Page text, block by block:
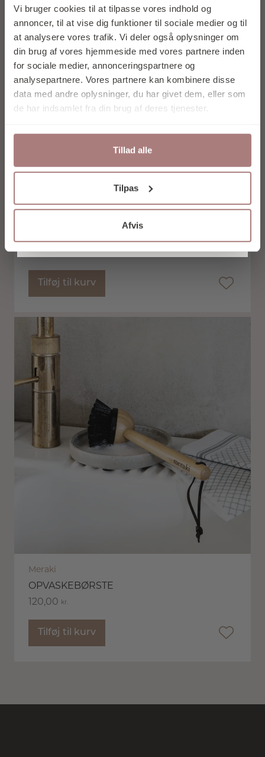
Vi bruger cookies til at tilpasse vores indhold og
annoncer, til at vise dig funktioner til sociale medier og til
at analysere vores trafik. Vi deler også oplysninger om
din brug af vores hjemmeside med vores partnere inden
for sociale medier, annonceringspartnere og
analysepartnere. Vores partnere kan kombinere disse
data med andre oplysninger, du har givet dem, eller som
de har indsamlet fra din brug af deres tjenester.
Tillad alle
Tilpas
Afvis
100,00kr.
Tilføj til kurv
Meraki
OPVASKEBØRSTE
120,00
kr.
Tilføj til kurv
RABAT PÅ DIT
FØRSTE KØB
Tilmeld mig nu
Nej tak
modtage e-mail marketing.
Vores nyhedsbrev udkommer ca. 1 gang om
måneden, og du kan til enhver tid afmelde